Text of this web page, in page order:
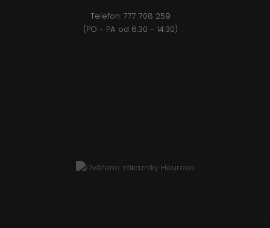
Telefon: 777 708 259
(PO - PA od 6:30 - 14:30)